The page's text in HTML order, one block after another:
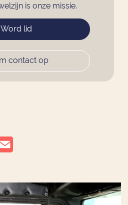
is onze missie.
Word lid
contact op